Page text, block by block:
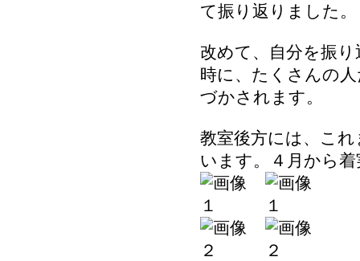
て振り返りました。
改めて、自分を振
時に、たくさんの
づかされます。
教室後方には、こ
います。４月から